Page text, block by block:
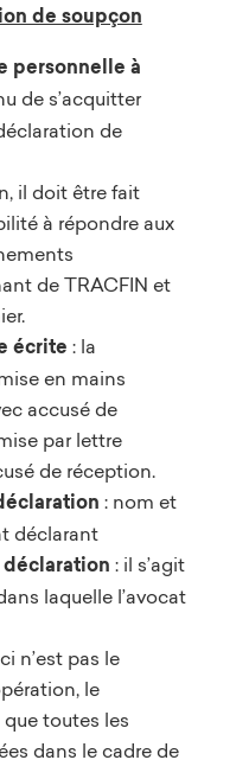
de soupçon
personnelle à
de s’acquitter
de
il doit être fait
à répondre aux
de TRACFIN et
écrite : la
en mains
accusé de
par lettre
de réception.
: nom et
déclarant
: il s’agit
laquelle l’avocat
n’est pas le
le
toutes les
dans le cadre de